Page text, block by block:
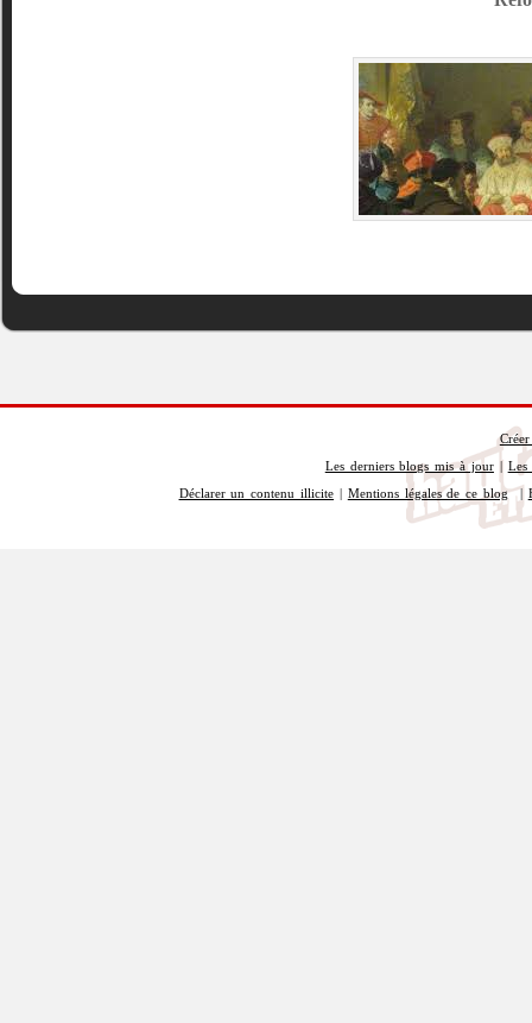
Les derniers blogs mis à jour| Les
Déclarer un contenu illicite | Mentions légales de ce blog|